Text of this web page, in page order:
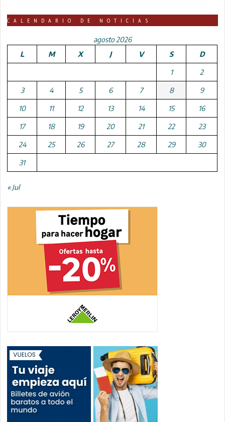
CALENDARIO DE NOTICIAS
agosto 2026
L
M X J V S D
1 2
3 4 5 6 7 8 9
10 11 12 13 14 15 16
17 18 19 20 21 22 23
24 25 26 27 28 29 30
31
« Jul